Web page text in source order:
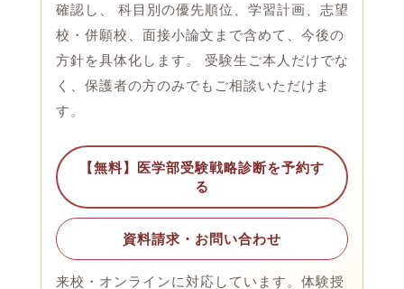
確認し、 科目別の優先順位、学習計画、志望
校・併願校、面接小論文まで含めて、今後の
方針を具体化します。 受験生ご本人だけでな
く、保護者の方のみでもご相談いただけま
す。
【無料】医学部受験戦略診断を予約す
る
資料請求・お問い合わせ
来校・オンラインに対応しています。体験授